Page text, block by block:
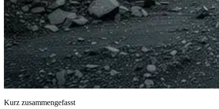
Kurz zusammengefasst